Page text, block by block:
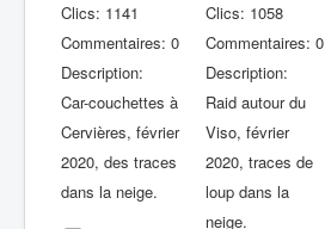
Clics: 1141
Commentaires: 0
Description:
Car-couchettes à
Cervières, février
2020, des traces
dans la neige.
Clics: 1058
Commentaires: 0
Description:
Raid autour du
Viso, février
2020, traces de
loup dans la
neige.